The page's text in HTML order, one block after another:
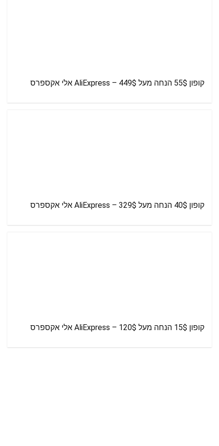
קופון 55$ הנחה מעל 449$ – AliExpress אלי אקספרס
קופון 40$ הנחה מעל 329$ – AliExpress אלי אקספרס
קופון 15$ הנחה מעל 120$ – AliExpress אלי אקספרס